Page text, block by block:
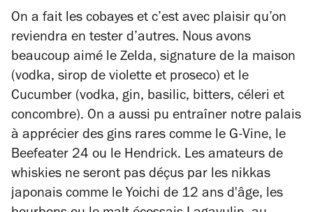
On a fait les cobayes et c’est avec plaisir qu’on
reviendra en tester d’autres. Nous avons
beaucoup aimé le Zelda, signature de la maison
(vodka, sirop de violette et proseco) et le
Cucumber (vodka, gin, basilic, bitters, céleri et
concombre). On a aussi pu entraîner notre palais
à apprécier des gins rares comme le G-Vine, le
Beefeater 24 ou le Hendrick. Les amateurs de
whiskies ne seront pas déçus par les nikkas
japonais comme le Yoichi de 12 ans d'âge, les